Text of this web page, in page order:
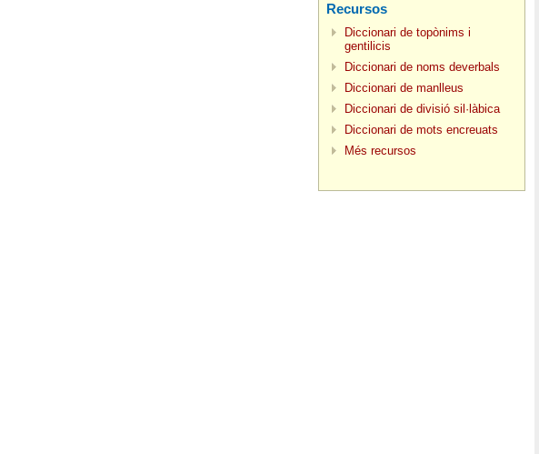
Recursos
Diccionari de topònims i
gentilicis
Diccionari de noms deverbals
Diccionari de manlleus
Diccionari de divisió sil·làbica
Diccionari de mots encreuats
Més recursos